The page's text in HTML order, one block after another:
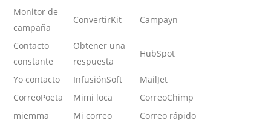
Monitor de
campaña
ConvertirKit Campayn
Contacto
constante
Obtener una
respuesta
HubSpot
Yo contacto InfusiónSoft
MailJet
CorreoPoeta
Mimi loca
CorreoChimp
miemma
Mi correo Correo rápido